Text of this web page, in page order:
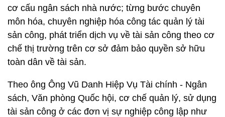
cơ cấu ngân sách nhà nước; từng bước chuyên
môn hóa, chuyên nghiệp hóa công tác quản lý tài
sản công, phát triển dịch vụ về tài sản công theo cơ
chế thị trường trên cơ sở đảm bảo quyền sở hữu
toàn dân về tài sản.
Theo ông Ông Vũ Danh Hiệp Vụ Tài chính - Ngân
sách, Văn phòng Quốc hội, cơ chế quản lý, sử dụng
tài sản công ở các đơn vị sự nghiệp công lập như